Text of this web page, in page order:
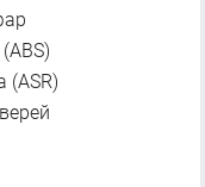
(ASR)